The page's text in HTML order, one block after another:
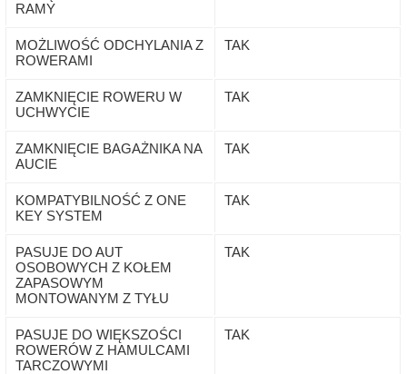
RAMY
MOŻLIWOŚĆ ODCHYLANIA Z
ROWERAMI
TAK
ZAMKNIĘCIE ROWERU W
UCHWYCIE
TAK
ZAMKNIĘCIE BAGAŻNIKA NA
AUCIE
TAK
KOMPATYBILNOŚĆ Z ONE
KEY SYSTEM
TAK
PASUJE DO AUT
OSOBOWYCH Z KOŁEM
ZAPASOWYM
MONTOWANYM Z TYŁU
TAK
PASUJE DO WIĘKSZOŚCI
ROWERÓW Z HAMULCAMI
TARCZOWYMI
TAK